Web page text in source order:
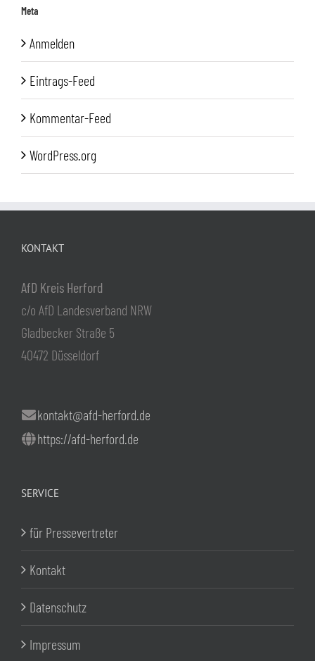
Meta
Anmelden
Eintrags-Feed
Kommentar-Feed
WordPress.org
KONTAKT
AfD Kreis Herford
c/o AfD Landesverband NRW
Gladbecker Straße 5
40472 Düsseldorf
kontakt@afd-herford.de
https://afd-herford.de
SERVICE
für Pressevertreter
Kontakt
Datenschutz
Impressum